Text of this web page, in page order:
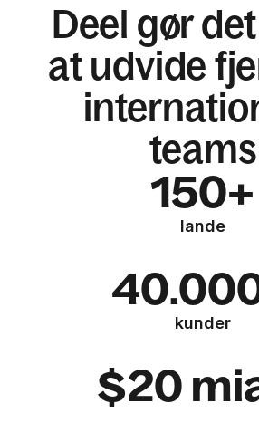
Deel gør
at udvide
teams
150+
lande
kunder
$20